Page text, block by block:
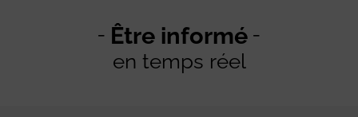
Être informé
en temps réel